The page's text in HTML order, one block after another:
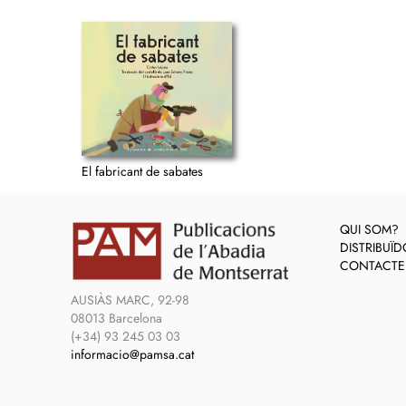
El fabricant de sabates
AUSIÀS MARC, 92-98
08013 Barcelona
(+34) 93 245 03 03
informacio@pamsa.cat
QUI SOM?
CONTACTE